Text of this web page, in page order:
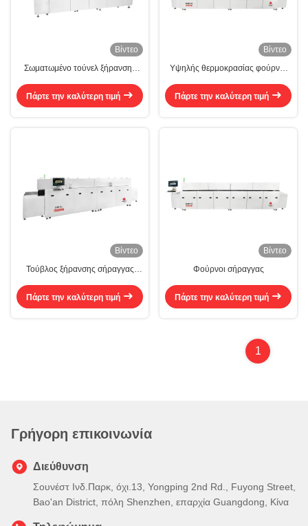
Βίντεο
Σωματωμένο τούνελ ξήρανσης
μεταφορέα Κονβέκτιση τούνελ
Πάρτε την καλύτερη τιμή
Βίντεο
Υψηλής θερμοκρασίας φούρνοι
μεταφορέα βιομηχανικός φούρνος
σήραγγας
Πάρτε την καλύτερη τιμή
Βίντεο
Τούβλος ξήρανσης σήραγγας
αλυσίδας
Πάρτε την καλύτερη τιμή
Βίντεο
Φούρνοι σήραγγας
Πάρτε την καλύτερη τιμή
1
Γρήγορη επικοινωνία
Διεύθυνση
Σουνέστ Ινδ.Παρκ, όχι.13, Yongping 2nd Rd., Fuyong Street,
Bao'an District, πόλη Shenzhen, επαρχία Guangdong, Κίνα